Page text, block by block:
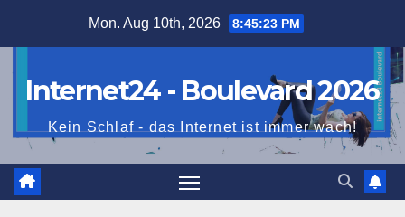
Mon. Aug 10th, 2026 8:45:24 PM
Internet24 - Boulevard 2026
Kein Schlaf - das Internet ist immer wach!